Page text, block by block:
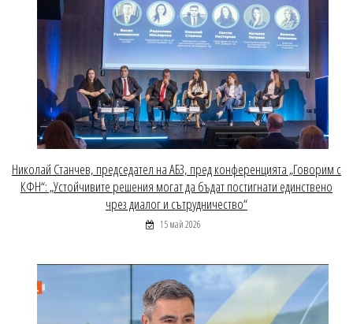
Николай Станчев, председател на АБЗ, пред конференцията „Говорим с
КФН“: „Устойчивите решения могат да бъдат постигнати единствено
чрез диалог и сътрудничество“
15 май 2026